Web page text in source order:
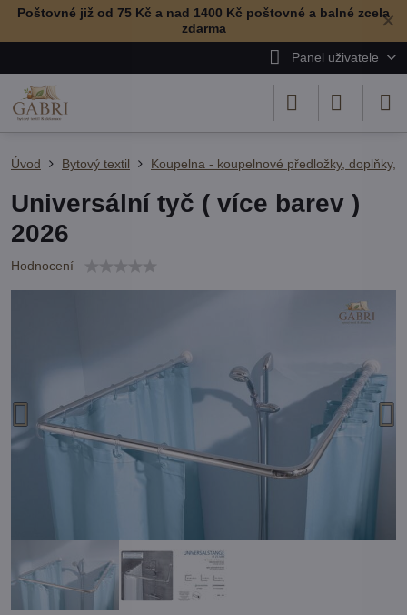
✕
Poštovné již od 75 Kč a nad 1400 Kč poštovné a balné zcela
zdarma
Panel uživatele
Úvod Bytový textil Koupelna - koupelnové předložky, doplňky,
Universální tyč ( více barev )
2026
Hodnocení